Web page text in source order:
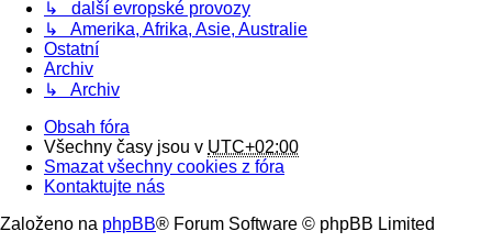
↳ další evropské provozy
↳ Amerika, Afrika, Asie, Australie
Ostatní
Archiv
↳ Archiv
Obsah fóra
Všechny časy jsou v UTC+02:00
Smazat všechny cookies z fóra
Kontaktujte nás
Založeno na phpBB® Forum Software © phpBB Limited